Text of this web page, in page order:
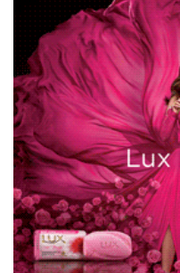
বদলে
৫৩ বছর
পারবে
সাঁতার